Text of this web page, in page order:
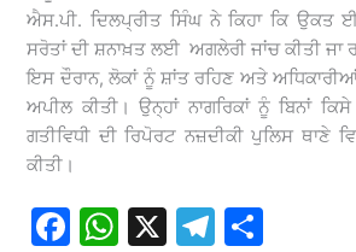
ਐਸ.ਪੀ. ਦਿਲਪ੍ਰੀਤ ਸਿੰਘ ਨੇ ਕਿਹਾ ਕਿ
ਸਰੋਤਾਂ ਦੀ ਸ਼ਨਾਖ਼ਤ ਲਈ ਅਗਲੇਰੀ ਜਾਂਚ ਕੀਤੀ ਜਾ
ਇਸ ਦੌਰਾਨ, ਲੋਕਾਂ ਨੂੰ ਸ਼ਾਂਤ ਰਹਿਣ ਅਤੇ
ਅਪੀਲ ਕੀਤੀ। ਉਨ੍ਹਾਂ ਨਾਗਰਿਕਾਂ ਨੂੰ ਬਿਨਾਂ
ਗਤੀਵਿਧੀ ਦੀ ਰਿਪੋਰਟ ਨਜ਼ਦੀਕੀ ਪੁਲਿਸ ਥਾਣੇ
ਕੀਤੀ।
F
W X
T